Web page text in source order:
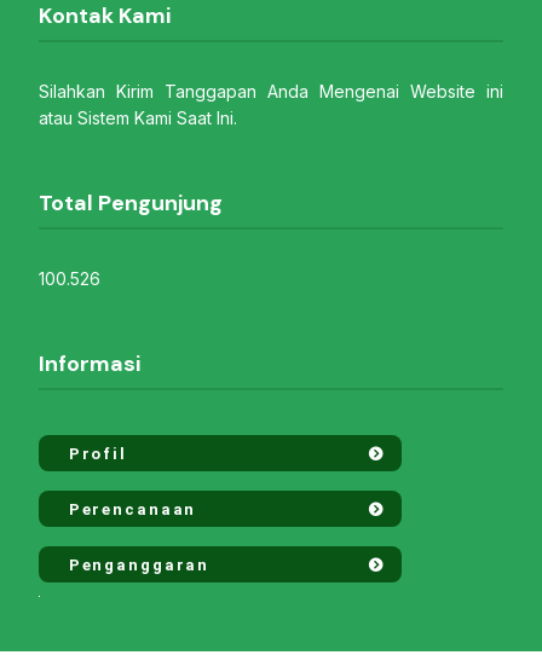
Kontak Kami
Silahkan Kirim Tanggapan Anda Mengenai Website ini
atau Sistem Kami Saat Ini.
Total Pengunjung
100.526
Informasi
Profil
Perencanaan
Penganggaran